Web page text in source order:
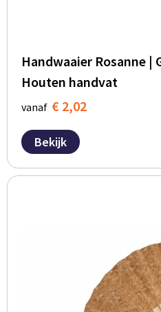
Handwaaier Rosanne |
Houten handvat
vanaf € 2,02
Bekijk